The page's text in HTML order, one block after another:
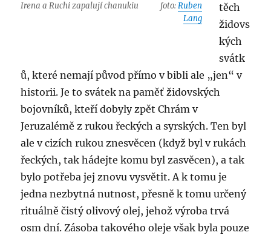
Irena a Ruchi zapalují chanukiu foto:Ruben
Lang
těch
židovs
kých
svátk
ů, které nemají původ přímo v bibli ale „jen“ v
historii. Je to svátek na paměť židovských
bojovníků, kteří dobyly zpět Chrám v
Jeruzalémě z rukou řeckých a syrských. Ten byl
ale v cizích rukou znesvěcen (když byl v rukách
řeckých, tak hádejte komu byl zasvěcen), a tak
bylo potřeba jej znovu vysvětit. A k tomu je
jedna nezbytná nutnost, přesně k tomu určený
rituálně čistý olivový olej, jehož výroba trvá
osm dní. Zásoba takového oleje však byla pouze